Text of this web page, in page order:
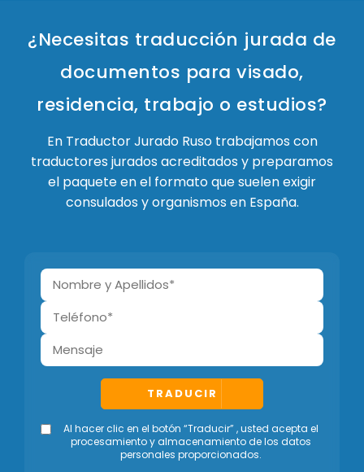
¿Necesitas traducción jurada de
documentos para visado,
residencia, trabajo o estudios?
En Traductor Jurado Ruso trabajamos con
traductores jurados acreditados y preparamos
el paquete en el formato que suelen exigir
consulados y organismos en España.
TRADUCIR
Al hacer clic en el botón “Traducir” , usted acepta el
procesamiento y almacenamiento de los datos
personales proporcionados.